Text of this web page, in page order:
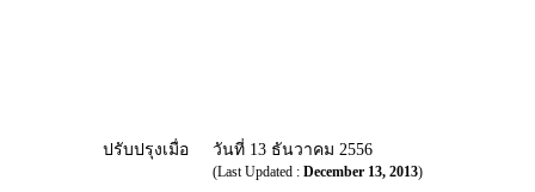
ปรับปรุงเมื่อ วันที่ 13 ธันวาคม 2556
(Last Updated : December 13, 2013)